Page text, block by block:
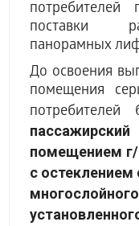
потребителей
поставки
панорамных
До освоения
помещения
помещением г/
с остеклением